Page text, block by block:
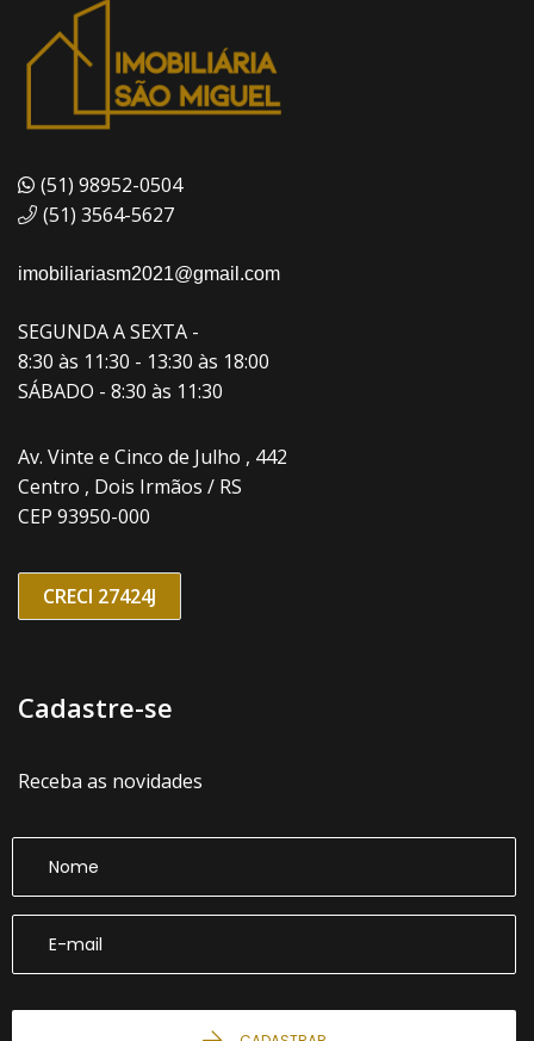
(51) 98952-0504
(51) 3564-5627
imobiliariasm2021@gmail.com
SEGUNDA A SEXTA -
8:30 às 11:30 - 13:30 às 18:00
SÁBADO - 8:30 às 11:30
Av. Vinte e Cinco de Julho , 442
Centro , Dois Irmãos / RS
CEP 93950-000
CRECI 27424J
Cadastre-se
Receba as novidades